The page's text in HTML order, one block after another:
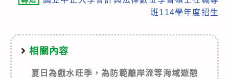
班114學年度招生
相關內容
夏日為戲水旺季，為防範離岸流等海域遊憩